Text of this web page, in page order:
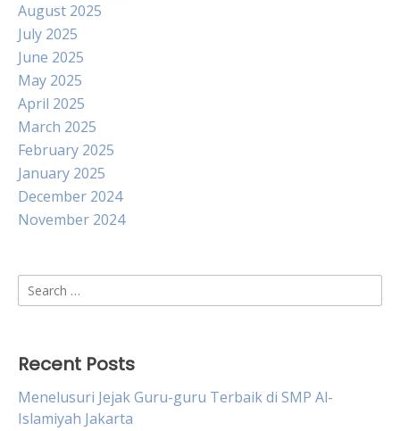
August 2025
July 2025
June 2025
May 2025
April 2025
March 2025
February 2025
January 2025
December 2024
November 2024
Search
for:
Recent Posts
Menelusuri Jejak Guru-guru Terbaik di SMP Al-
Islamiyah Jakarta